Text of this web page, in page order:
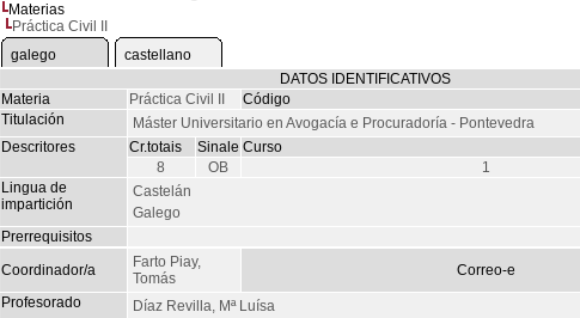
Materias
Práctica Civil II
galego
castellano
DATOS IDENTIFICATIVOS
Materia
Práctica Civil II Código
Titulación
Máster Universitario en Avogacía e Procuradoría - Pontevedra
Descritores
Cr.totais Sinale Curso
8
OB 1
Lingua de
impartición
Castelán
Galego
Prerrequisitos
Coordinador/a
Farto Piay,
Tomás
Correo-e
Profesorado
Díaz Revilla, Mª Luísa